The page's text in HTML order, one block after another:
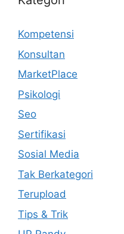
Kompetensi
Konsultan
MarketPlace
Psikologi
Seo
Sertifikasi
Sosial Media
Tak Berkategori
Terupload
Tips & Trik